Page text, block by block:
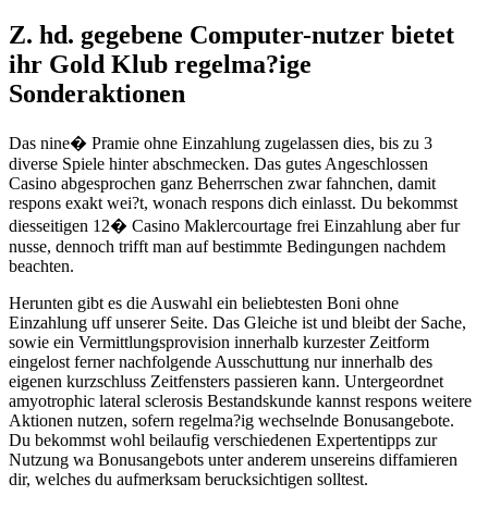
Z. hd. gegebene Computer-nutzer bietet
ihr Gold Klub regelma?ige
Sonderaktionen
Das nine� Pramie ohne Einzahlung zugelassen dies, bis zu 3
diverse Spiele hinter abschmecken. Das gutes Angeschlossen
Casino abgesprochen ganz Beherrschen zwar fahnchen, damit
respons exakt wei?t, wonach respons dich einlasst. Du bekommst
diesseitigen 12� Casino Maklercourtage frei Einzahlung aber fur
nusse, dennoch trifft man auf bestimmte Bedingungen nachdem
beachten.
Herunten gibt es die Auswahl ein beliebtesten Boni ohne
Einzahlung uff unserer Seite. Das Gleiche ist und bleibt der Sache,
sowie ein Vermittlungsprovision innerhalb kurzester Zeitform
eingelost ferner nachfolgende Ausschuttung nur innerhalb des
eigenen kurzschluss Zeitfensters passieren kann. Untergeordnet
amyotrophic lateral sclerosis Bestandskunde kannst respons weitere
Aktionen nutzen, sofern regelma?ig wechselnde Bonusangebote.
Du bekommst wohl beilaufig verschiedenen Expertentipps zur
Nutzung wa Bonusangebots unter anderem unsereins diffamieren
dir, welches du aufmerksam berucksichtigen solltest.